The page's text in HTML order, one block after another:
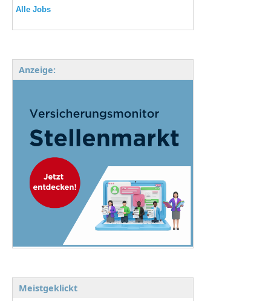
Alle Jobs
Anzeige:
Meistgeklickt